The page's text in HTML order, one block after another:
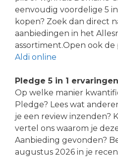
eenvoudig voordelige 5
kopen? Zoek dan direct
aanbiedingen in het
assortiment.Open ook de
Aldi online
Pledge 5 in 1 ervaringen
Op welke manier
Pledge? Lees wat
je een review inzenden?
vertel ons waarom je
Aanbieding gevonden?
augustus 2026 in je